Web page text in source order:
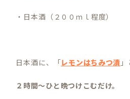
・日本酒（２００ｍｌ程度）
日本酒に、「レモンはちみつ漬
２時間～ひと晩つけこむだけ。